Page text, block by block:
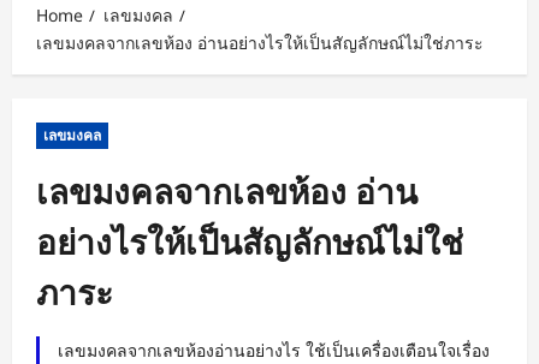
Home
เลขมงคล
เลขมงคลจากเลขห้อง อ่านอย่างไรให้เป็นสัญลักษณ์ไม่ใช่ภาระ
เลขมงคล
เลขมงคลจากเลขห้อง อ่าน
อย่างไรให้เป็นสัญลักษณ์ไม่ใช่
ภาระ
เลขมงคลจากเลขห้องอ่านอย่างไร ใช้เป็นเครื่องเตือนใจเรื่อง